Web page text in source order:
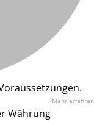
Mehr erfahren
Währung